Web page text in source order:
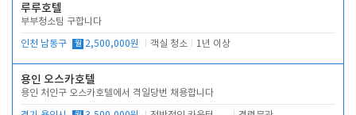
루루호텔
부부청소팀 구합니다
인천 남동구 월 2,500,000원 객실 청소 1년 이상
용인 오스카호텔
용인 처인구 오스카호텔에서 격일당번 채용합니다